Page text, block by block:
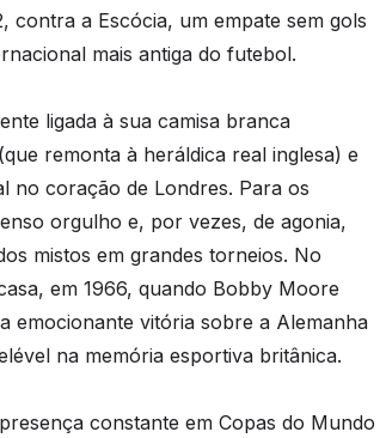
contra a Escócia, um empate sem gols
mais antiga do futebol.
ligada à sua camisa branca
remonta à heráldica real inglesa) e
no coração de Londres. Para os
orgulho e, por vezes, de agonia,
mistos em grandes torneios. No
em 1966, quando Bobby Moore
emocionante vitória sobre a Alemanha
na memória esportiva britânica.
constante em Copas do Mundo